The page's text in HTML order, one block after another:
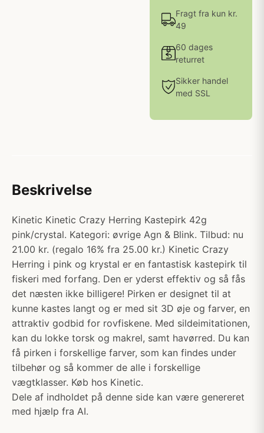
Fragt fra kun kr.
49
60 dages
returret
Sikker handel
med SSL
Beskrivelse
Kinetic Kinetic Crazy Herring Kastepirk 42g
pink/crystal. Kategori: øvrige Agn & Blink. Tilbud: nu
21.00 kr. (regalo 16% fra 25.00 kr.) Kinetic Crazy
Herring i pink og krystal er en fantastisk kastepirk til
fiskeri med forfang. Den er yderst effektiv og så fås
det næsten ikke billigere! Pirken er designet til at
kunne kastes langt og er med sit 3D øje og farver, en
attraktiv godbid for rovfiskene. Med sildeimitationen,
kan du lokke torsk og makrel, samt havørred. Du kan
få pirken i forskellige farver, som kan findes under
tilbehør og så kommer de alle i forskellige
vægtklasser. Køb hos Kinetic.
Dele af indholdet på denne side kan være genereret
med hjælp fra AI.